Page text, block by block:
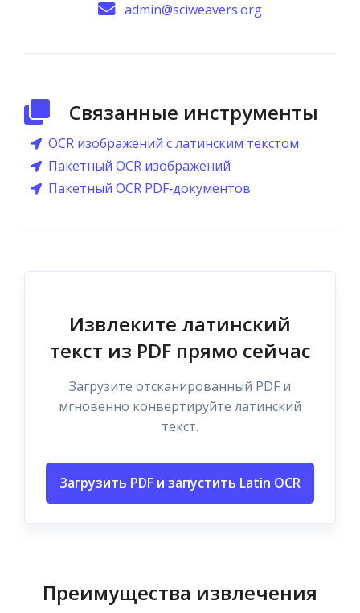
admin@sciweavers.org
Связанные инструменты
OCR изображений с латинским текстом
Пакетный OCR изображений
Пакетный OCR PDF‑документов
Извлеките латинский
текст из PDF прямо сейчас
Загрузите отсканированный PDF и
мгновенно конвертируйте латинский
текст.
Загрузить PDF и запустить Latin OCR
Преимущества извлечения